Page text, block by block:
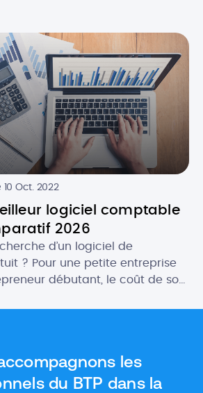
! Selon vos besoins, il […]
10 Oct. 2022
logiciel comptable
2026
d’un logiciel de
? Pour une petite entreprise
débutant, le coût de son
vous donnons […]les
du BTP dans la